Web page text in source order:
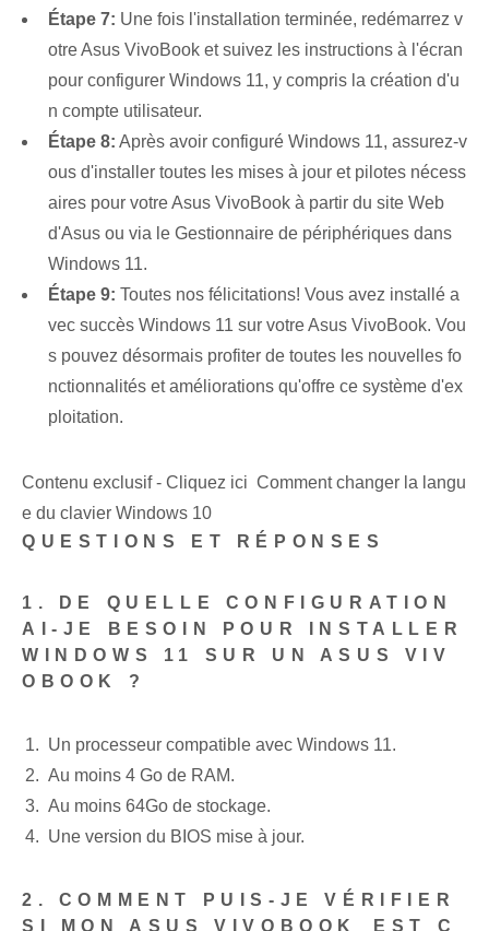
Étape 7: Une fois l'installation terminée, redémarrez v
otre Asus VivoBook et suivez les instructions à l'écran
pour configurer Windows 11, y compris la création d'u
n compte utilisateur.
Étape 8: Après avoir configuré Windows 11, assurez-v
ous d'installer toutes les mises à jour et pilotes nécess
aires pour votre Asus VivoBook à partir du site Web
d'Asus ou via le Gestionnaire de périphériques dans
Windows 11.
Étape 9: Toutes nos félicitations! Vous avez installé a
vec succès Windows 11 sur⁢ votre Asus⁢ VivoBook. Vou
s pouvez désormais profiter de toutes les nouvelles fo
nctionnalités et améliorations qu'offre ce système d'ex
ploitation.
Contenu exclusif - Cliquez ici Comment changer la langu
e du clavier Windows 10
QUESTIONS ET RÉPONSES
1. DE QUELLE CONFIGURATION
AI-JE BESOIN POUR INSTALLER
WINDOWS 11 SUR UN ASUS VIV
OBOOK ?
Un processeur compatible avec Windows 11.
Au moins 4 Go de RAM.
Au moins 64‍Go de stockage.
Une version du BIOS mise à jour.
2. ‌COMMENT PUIS-JE VÉRIFIER
SI MON ASUS VIVOBOOK⁤ EST C